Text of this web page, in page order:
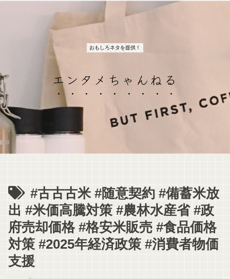
おもしろネタを提供！
エンタメちゃんねる
#古古古米 #随意契約 #備蓄米放
出 #米価高騰対策 #農林水産省 #政
府売却価格 #格安米販売 #食品価格
対策 #2025年経済政策 #消費者物価
支援